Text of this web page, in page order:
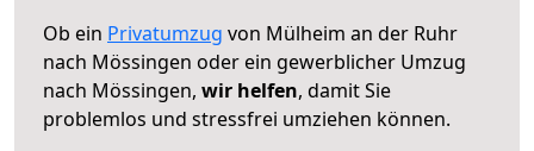
Ob ein Privatumzug von Mülheim an der Ruhr
nach Mössingen oder ein gewerblicher Umzug
nach Mössingen, wir helfen, damit Sie
problemlos und stressfrei umziehen können.